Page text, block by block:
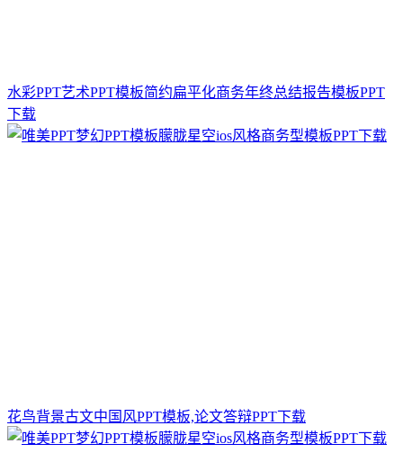
水彩PPT艺术PPT模板简约扁平化商务年终总结报告模板PPT
下载
花鸟背景古文中国风PPT模板,论文答辩PPT下载